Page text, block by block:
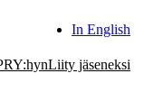
In English
Liity jäseneksi